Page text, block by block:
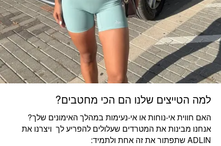
למה הטייצים שלנו הם הכי מחטבים?
האם חווית אי-נוחות או אי-נעימות במהלך האימונים שלך?
אנחנו מבינות את המטרדים שעלולים להפריע לך ויצרנו את
ADLIN שתפתור את זה אחת ולתמיד: